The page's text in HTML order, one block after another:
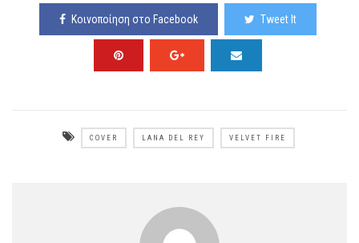
Κοινοποίηση στο Facebook Tweet It
COVER LANA DEL REY VELVET FIRE